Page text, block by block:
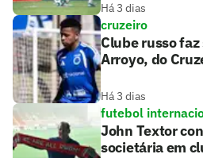
Há 3 dias
cruzeiro
Clube russo
Arroyo, do
Há 3 dias
futebol
John Textor
societária em